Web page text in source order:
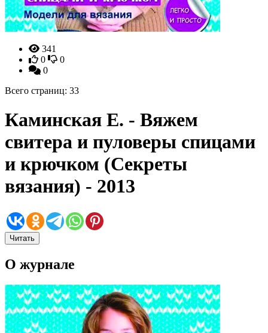
341
0
0
0
Всего страниц: 33
Каминская Е. - Вяжем
свитера и пуловеры спицами
и крючком (Секреты
вязания) - 2013
Читать
О журнале